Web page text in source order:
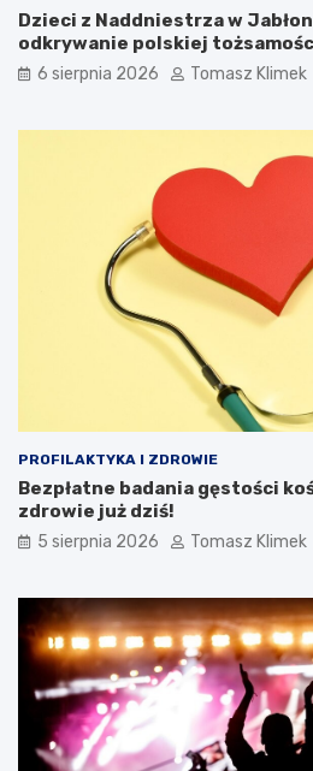
Dzieci z Naddniestrza w
odkrywanie polskiej
6 sierpnia 2026 Tomasz Klimek
PROFILAKTYKA I ZDROWIE
Bezpłatne badania gęstości
zdrowie już dziś!
5 sierpnia 2026 Tomasz Klimek